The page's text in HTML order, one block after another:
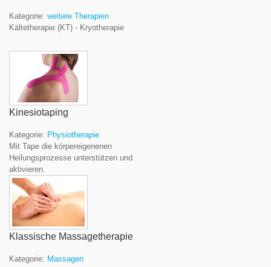
Kategorie: weitere Therapien
Kältetherapie (KT) - Kryotherapie
Kinesiotaping
Kategorie: Physiotherapie
Mit Tape die körpereigenenen
Heilungsprozesse unterstützen und
aktivieren.
Klassische Massagetherapie
Kategorie: Massagen